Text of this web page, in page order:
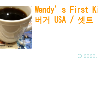
Wendy’s First
버거 USA / 셋트